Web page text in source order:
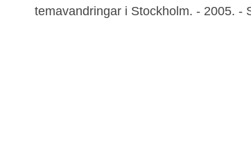
temavandringar i Stockholm. - 2005. -